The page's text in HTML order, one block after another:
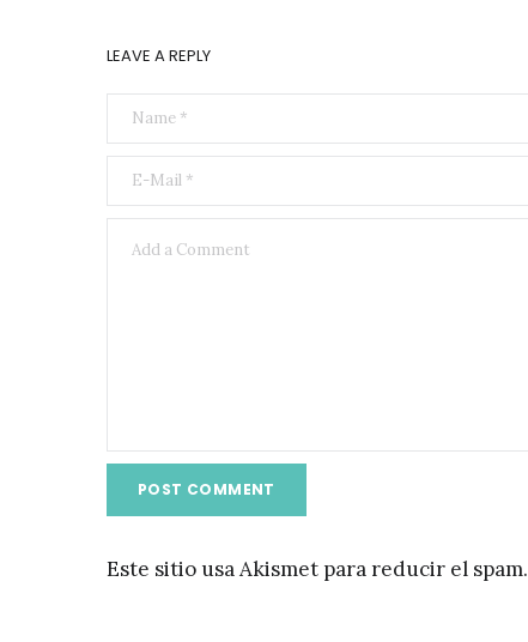
LEAVE A REPLY
Este sitio usa Akismet para reducir el spam.